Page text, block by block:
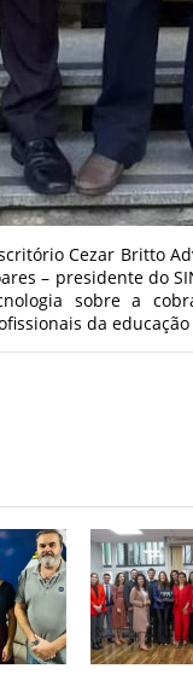
Cezar Britto
– presidente do
sobre a
da educação